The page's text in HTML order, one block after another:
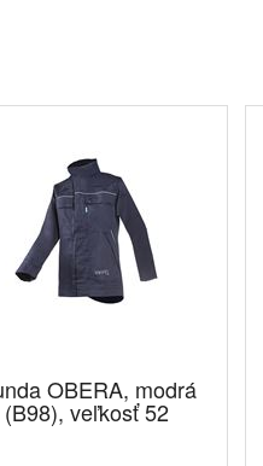
OBERA, modrá
(B98), veľkosť 52